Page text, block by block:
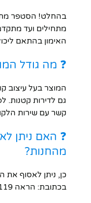
בהחלט! הסטפר
מתחילים ועד
האימון בהתאם
❓ מה גודל
המוצר בעל עיצוב
גם לדירות קטנות.
קשר עם שירות
❓ האם ניתן
מהחנות?
כן, ניתן לאסוף את
בכתובת: הראה 119. מומלץ לתאם מראש בטלפון.